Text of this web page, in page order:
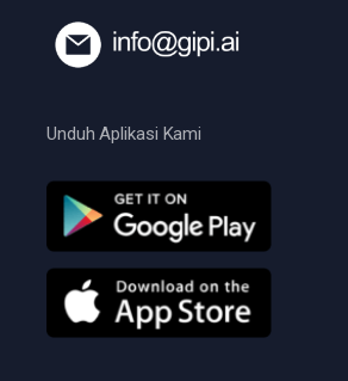
Unduh Aplikasi Kami